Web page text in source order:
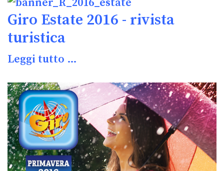
Giro Estate 2016 - rivista
turistica
Leggi tutto …